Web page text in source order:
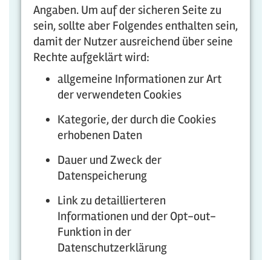
Angaben. Um auf der sicheren Seite zu
sein, sollte aber Folgendes enthalten sein,
damit der Nutzer ausreichend über seine
Rechte aufgeklärt wird:
allgemeine Informationen zur Art
der verwendeten Cookies
Kategorie, der durch die Cookies
erhobenen Daten
Dauer und Zweck der
Datenspeicherung
Link zu detaillierteren
Informationen und der Opt-out-
Funktion in der
Datenschutzerklärung